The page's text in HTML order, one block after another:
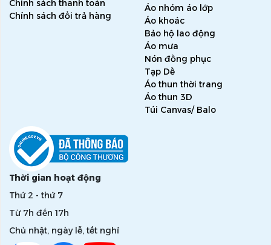
Chính sách thanh toán
Chính sách đổi trả hàng
Áo nhóm áo lớp
Áo khoác
Bảo hộ lao động
Áo mưa
Nón đồng phục
Tạp Dề
Áo thun thời trang
Áo thun 3D
Túi Canvas/ Balo
Thời gian hoạt động
Thứ 2 - thứ 7
Từ 7h đến 17h
Chủ nhật, ngày lễ, tết nghỉ